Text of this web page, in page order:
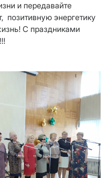
и передавайте
энергетику
С праздниками